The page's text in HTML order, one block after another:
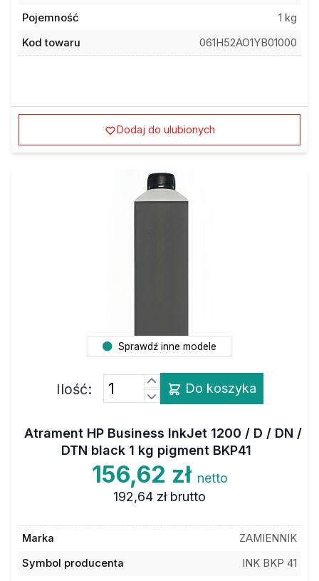
Pojemność
1 kg
Kod towaru
061H52AO1YB01000
Dodaj do ulubionych
Sprawdź inne modele
Ilość: Do koszyka
Atrament HP Business InkJet 1200 / D / DN /
DTN black 1 kg pigment BKP41
156,62 zł netto
192,64 zł brutto
Marka
ZAMIENNIK
Symbol producenta
INK BKP 41